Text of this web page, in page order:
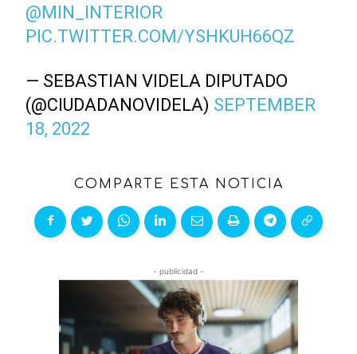
@MIN_INTERIOR
PIC.TWITTER.COM/YSHKUH66QZ
— SEBASTIAN VIDELA DIPUTADO
(@CIUDADANOVIDELA) SEPTEMBER
18, 2022
COMPARTE ESTA NOTICIA
- publicidad -